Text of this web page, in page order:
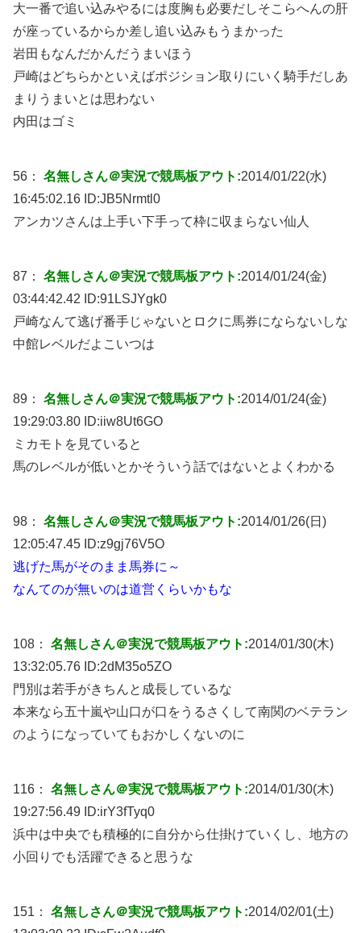
大一番で追い込みやるには度胸も必要だしそこらへんの肝
が座っているからか差し追い込みもうまかった
岩田もなんだかんだうまいほう
戸崎はどちらかといえばポジション取りにいく騎手だしあ
まりうまいとは思わない
内田はゴミ
56： 名無しさん＠実況で競馬板アウト:2014/01/22(水)
16:45:02.16 ID:JB5Nrmtl0
アンカツさんは上手い下手って枠に収まらない仙人
87： 名無しさん＠実況で競馬板アウト:2014/01/24(金)
03:44:42.42 ID:91LSJYgk0
戸崎なんて逃げ番手じゃないとロクに馬券にならないしな
中館レベルだよこいつは
89： 名無しさん＠実況で競馬板アウト:2014/01/24(金)
19:29:03.80 ID:iiw8Ut6GO
ミカモトを見ていると
馬のレベルが低いとかそういう話ではないとよくわかる
98： 名無しさん＠実況で競馬板アウト:2014/01/26(日)
12:05:47.45 ID:z9gj76V5O
逃げた馬がそのまま馬券に～
なんてのが無いのは道営くらいかもな
108： 名無しさん＠実況で競馬板アウト:2014/01/30(木)
13:32:05.76 ID:2dM35o5ZO
門別は若手がきちんと成長しているな
本来なら五十嵐や山口が口をうるさくして南関のベテラン
のようになっていてもおかしくないのに
116： 名無しさん＠実況で競馬板アウト:2014/01/30(木)
19:27:56.49 ID:irY3fTyq0
浜中は中央でも積極的に自分から仕掛けていくし、地方の
小回りでも活躍できると思うな
151： 名無しさん＠実況で競馬板アウト:2014/02/01(土)